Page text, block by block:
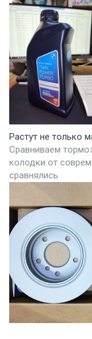
Растут не только
Сравниваем
колодки от
сравнялись